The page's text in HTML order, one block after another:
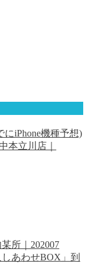
iPhone機種予想)
本立川店｜
所｜202007
あわせBOX」到